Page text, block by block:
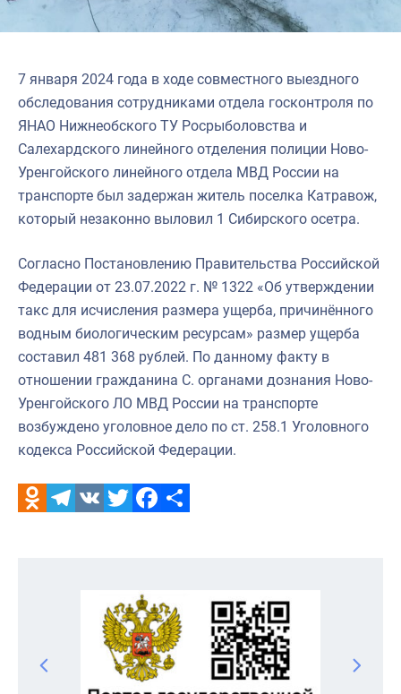
Североморское
7 января 2024 года в ходе совместного выездного
обследования сотрудниками отдела госконтроля по
ЯНАО Нижнеобского ТУ Росрыболовства и
Салехардского линейного отделения полиции Ново-
Уренгойского линейного отдела МВД России на
транспорте был задержан житель поселка Катравож,
который незаконно выловил 1 Сибирского осетра.
Согласно Постановлению Правительства Российской
Федерации от 23.07.2022 г. № 1322 «Об утверждении
такс для исчисления размера ущерба, причинённого
водным биологическим ресурсам» размер ущерба
составил 481 368 рублей. По данному факту в
отношении гражданина С. органами дознания Ново-
Уренгойского ЛО МВД России на транспорте
возбуждено уголовное дело по ст. 258.1 Уголовного
кодекса Российской Федерации.